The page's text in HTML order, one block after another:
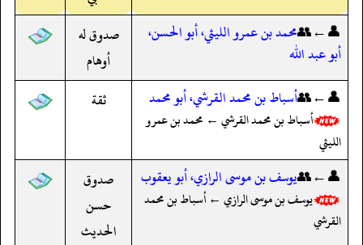
👤←👥محمد بن عمرو الليثي، أبو الحسن،
أبو عبد الله
صدوق له
أوهام
👤←👥أسباط بن محمد القرشي، أبو محمد
أسباط بن محمد القرشي ← محمد بن عمرو
الليثي
ثقة
👤←👥يوسف بن موسى الرازي، أبو يعقوب
يوسف بن موسى الرازي ← أسباط بن محمد
القرشي
صدوق
حسن
الحديث